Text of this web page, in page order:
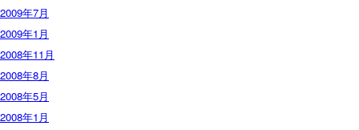
2009年7月
2009年1月
2008年11月
2008年8月
2008年5月
2008年1月